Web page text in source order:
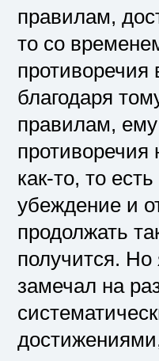
правилам,
то со
противоречия
благодаря
правилам, ему
противоречия
как-то, то
убеждение и
продолжать
получится. Но
замечал на